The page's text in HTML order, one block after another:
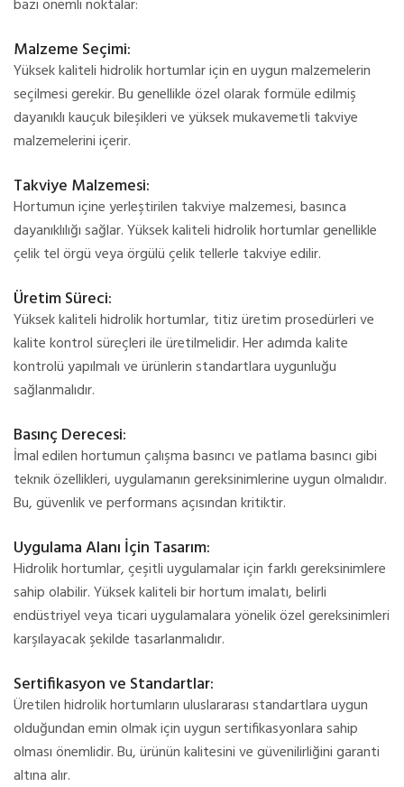
bazı önemli noktalar:
Malzeme Seçimi:
Yüksek kaliteli hidrolik hortumlar için en uygun malzemelerin
seçilmesi gerekir. Bu genellikle özel olarak formüle edilmiş
dayanıklı kauçuk bileşikleri ve yüksek mukavemetli takviye
malzemelerini içerir.
Takviye Malzemesi:
Hortumun içine yerleştirilen takviye malzemesi, basınca
dayanıklılığı sağlar. Yüksek kaliteli hidrolik hortumlar genellikle
çelik tel örgü veya örgülü çelik tellerle takviye edilir.
Üretim Süreci:
Yüksek kaliteli hidrolik hortumlar, titiz üretim prosedürleri ve
kalite kontrol süreçleri ile üretilmelidir. Her adımda kalite
kontrolü yapılmalı ve ürünlerin standartlara uygunluğu
sağlanmalıdır.
Basınç Derecesi:
İmal edilen hortumun çalışma basıncı ve patlama basıncı gibi
teknik özellikleri, uygulamanın gereksinimlerine uygun olmalıdır.
Bu, güvenlik ve performans açısından kritiktir.
Uygulama Alanı İçin Tasarım:
Hidrolik hortumlar, çeşitli uygulamalar için farklı gereksinimlere
sahip olabilir. Yüksek kaliteli bir hortum imalatı, belirli
endüstriyel veya ticari uygulamalara yönelik özel gereksinimleri
karşılayacak şekilde tasarlanmalıdır.
Sertifikasyon ve Standartlar:
Üretilen hidrolik hortumların uluslararası standartlara uygun
olduğundan emin olmak için uygun sertifikasyonlara sahip
olması önemlidir. Bu, ürünün kalitesini ve güvenilirliğini garanti
altına alır.